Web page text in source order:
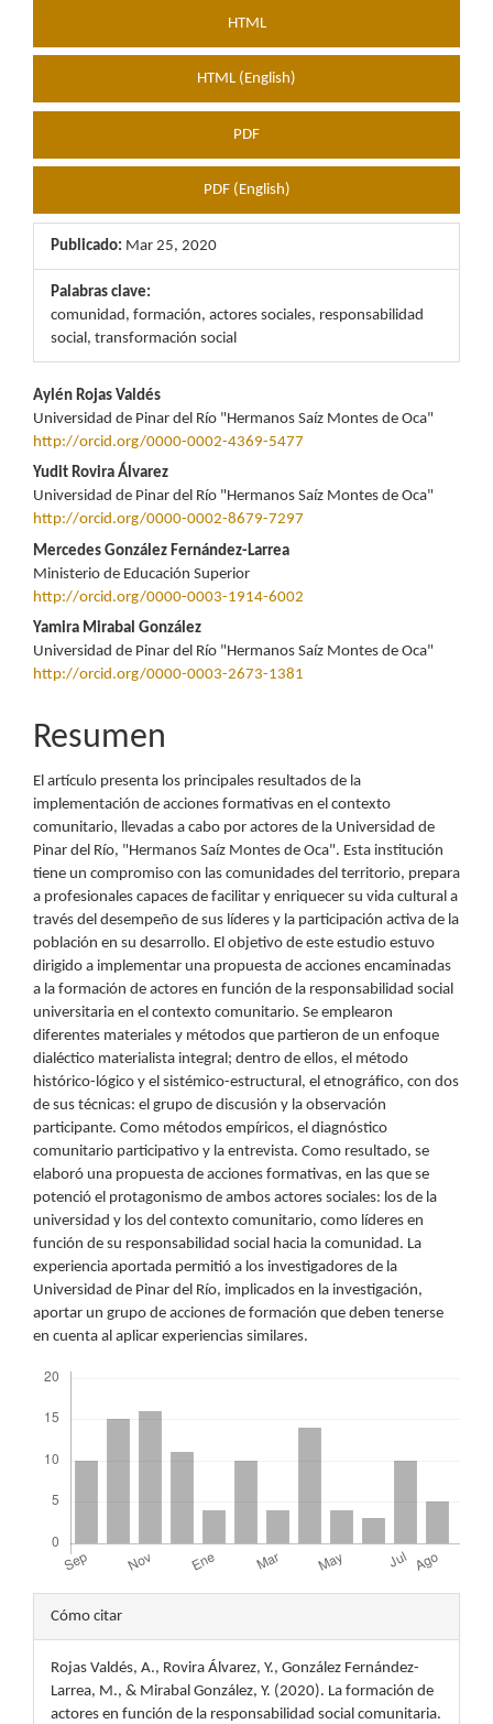
HTML
HTML (English)
PDF
PDF (English)
Publicado: Mar 25, 2020
Palabras clave:
comunidad, formación, actores sociales, responsabilidad
social, transformación social
Contenido
principal
del
artículo
Aylén Rojas Valdés
Universidad de Pinar del Río "Hermanos Saíz Montes de Oca"
http://orcid.org/0000-0002-4369-5477
Yudit Rovira Álvarez
Universidad de Pinar del Río "Hermanos Saíz Montes de Oca"
http://orcid.org/0000-0002-8679-7297
Mercedes González Fernández-Larrea
Ministerio de Educación Superior
http://orcid.org/0000-0003-1914-6002
Yamira Mirabal González
Universidad de Pinar del Río "Hermanos Saíz Montes de Oca"
http://orcid.org/0000-0003-2673-1381
Resumen
El artículo presenta los principales resultados de la
implementación de acciones formativas en el contexto
comunitario, llevadas a cabo por actores de la Universidad de
Pinar del Río, "Hermanos Saíz Montes de Oca". Esta institución
tiene un compromiso con las comunidades del territorio, prepara
a profesionales capaces de facilitar y enriquecer su vida cultural a
través del desempeño de sus líderes y la participación activa de la
población en su desarrollo. El objetivo de este estudio estuvo
dirigido a implementar una propuesta de acciones encaminadas
a la formación de actores en función de la responsabilidad social
universitaria en el contexto comunitario. Se emplearon
diferentes materiales y métodos que partieron de un enfoque
dialéctico materialista integral; dentro de ellos, el método
histórico-lógico y el sistémico-estructural, el etnográfico, con dos
de sus técnicas: el grupo de discusión y la observación
participante. Como métodos empíricos, el diagnóstico
comunitario participativo y la entrevista. Como resultado, se
elaboró una propuesta de acciones formativas, en las que se
potenció el protagonismo de ambos actores sociales: los de la
universidad y los del contexto comunitario, como líderes en
función de su responsabilidad social hacia la comunidad. La
experiencia aportada permitió a los investigadores de la
Universidad de Pinar del Río, implicados en la investigación,
aportar un grupo de acciones de formación que deben tenerse
en cuenta al aplicar experiencias similares.
Detalles
del
artículo
Cómo citar
Rojas Valdés, A., Rovira Álvarez, Y., González Fernández-
Larrea, M., & Mirabal González, Y. (2020). La formación de
actores en función de la responsabilidad social comunitaria.